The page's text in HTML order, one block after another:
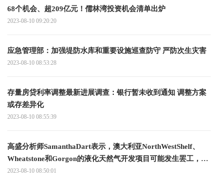
68个机会、超209亿元！儒林湾投资机会清单出炉
2023-08-10 09:20:20
应急管理部：加强堤防水库和重要设施巡查防守 严防次生灾害
2023-08-10 08:53:28
存量房贷利率调整最新进展调查：银行暂未收到通知 调整方案
或存差异化
2023-08-10 08:55:39
高盛分析师SamanthaDart表示，澳大利亚NorthWestShelf、
Wheatstone和Gorgon的液化天然气开发项目可能发生罢工，这
意味着全球约10%的液化天然气产能面临风险
2023-08-10 08:50:01